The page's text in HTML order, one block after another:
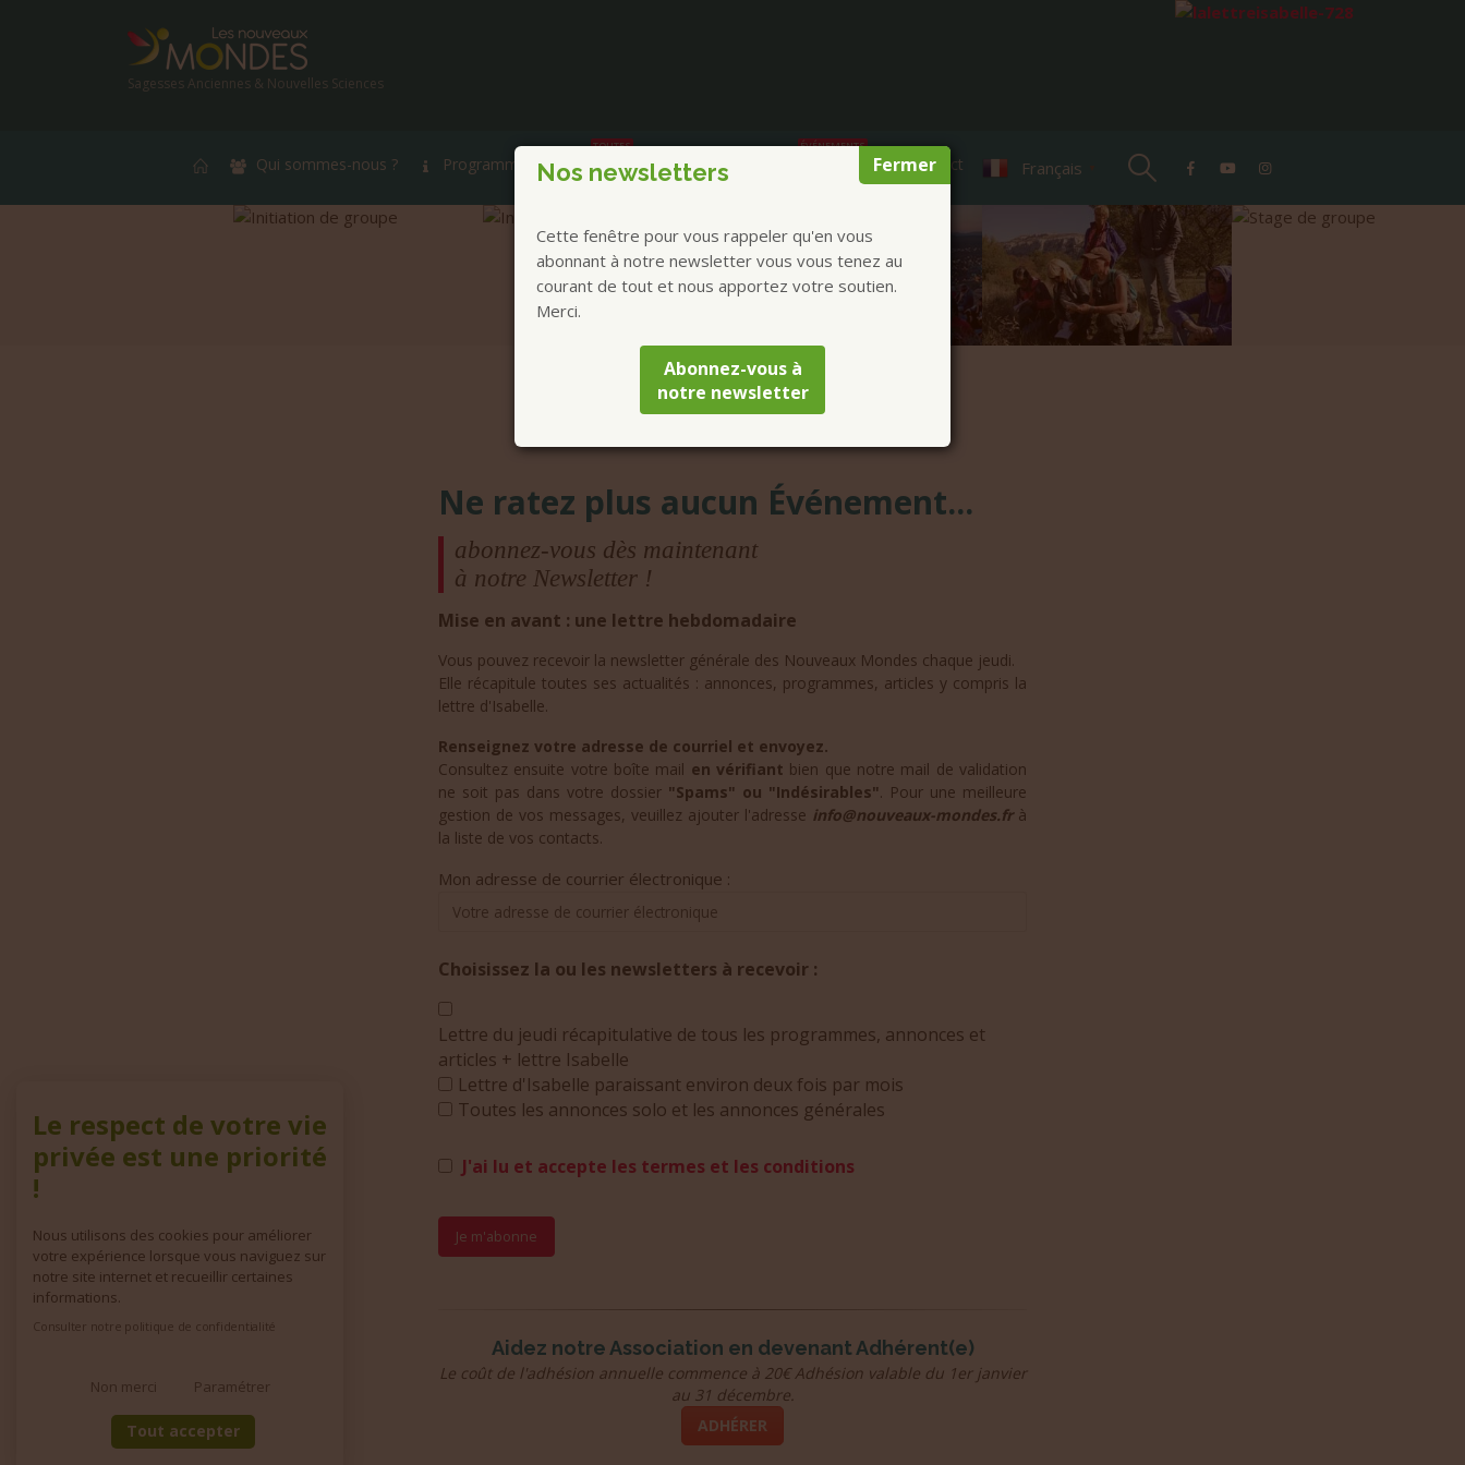
Fermer
Nos newsletters
Cette fenêtre pour vous rappeler qu'en vous
abonnant à notre newsletter vous vous tenez au
courant de tout et nous apportez votre soutien.
Merci.
Abonnez-vous à
notre newsletter
Sagesses Anciennes & Nouvelles Sciences
Qui sommes-nous ? Programmes et Annonces
TOUTES
Prestations
ÉVÉNEMENTS
Contact Français
Ne ratez plus aucun Événement...
abonnez-vous dès maintenant
à notre Newsletter !
Mise en avant : une lettre hebdomadaire
Vous pouvez recevoir la newsletter générale des Nouveaux Mondes chaque jeudi.
Elle récapitule toutes ses actualités : annonces, programmes, articles y compris la
lettre d'Isabelle.
Renseignez votre adresse de courriel et envoyez.
Consultez ensuite votre boîte mail en vérifiant bien que notre mail de validation
ne soit pas dans votre dossier "Spams" ou "Indésirables". Pour une meilleure
gestion de vos messages, veuillez ajouter l'adresse info@nouveaux-mondes.frà
la liste de vos contacts.
Mon adresse de courrier électronique :
Choisissez la ou les newsletters à recevoir :
Lettre du jeudi récapitulative de tous les programmes, annonces et
articles + lettre Isabelle
Lettre d'Isabelle paraissant environ deux fois par mois
Toutes les annonces solo et les annonces générales
J'ai lu et accepte les termes et les conditions
Aidez notre Association en devenant Adhérent(e)
Le coût de l'adhésion annuelle commence à 20€ Adhésion valable du 1er janvier
au 31 décembre.
ADHÉRER
Le respect de votre vie
privée est une priorité
!
Nous utilisons des cookies pour améliorer
votre expérience lorsque vous naviguez sur
notre site internet et recueillir certaines
informations.
Consulter notre politique de confidentialité
Non merci Paramétrer
Tout accepter